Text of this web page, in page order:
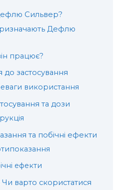
Сильвер?
Дефлю
працює?
до застосування
використання
та дози
та побічні ефекти
ефекти
варто скористатися